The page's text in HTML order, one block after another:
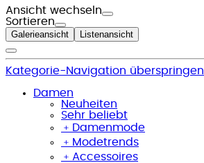
Ansicht wechseln
Sortieren
Galerieansicht Listenansicht
Kategorie-Navigation überspringen
Damen
Neuheiten
Sehr beliebt
﹢ Damenmode
﹢ Modetrends
﹢ Accessoires